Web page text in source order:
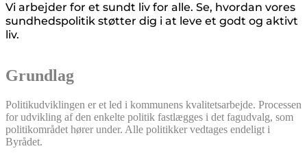
Vi arbejder for et sundt liv for alle. Se, hvordan vores
sundhedspolitik støtter dig i at leve et godt og aktivt
liv.
Grundlag
Politikudviklingen er et led i kommunens kvalitetsarbejde. Processen
for udvikling af den enkelte politik fastlægges i det fagudvalg, som
politikområdet hører under. Alle politikker vedtages endeligt i
Byrådet.